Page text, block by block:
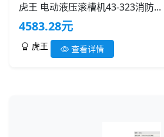
虎王 电动液压滚槽机43-323消防...
4583.28元
虎王 查看详情